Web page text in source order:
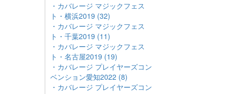
・カバレージ マジックフェス
ト・横浜2019 (32)
・カバレージ マジックフェス
ト・千葉2019 (11)
・カバレージ マジックフェス
ト・名古屋2019 (19)
・カバレージ プレイヤーズコン
ベンション愛知2022 (8)
・カバレージ プレイヤーズコン